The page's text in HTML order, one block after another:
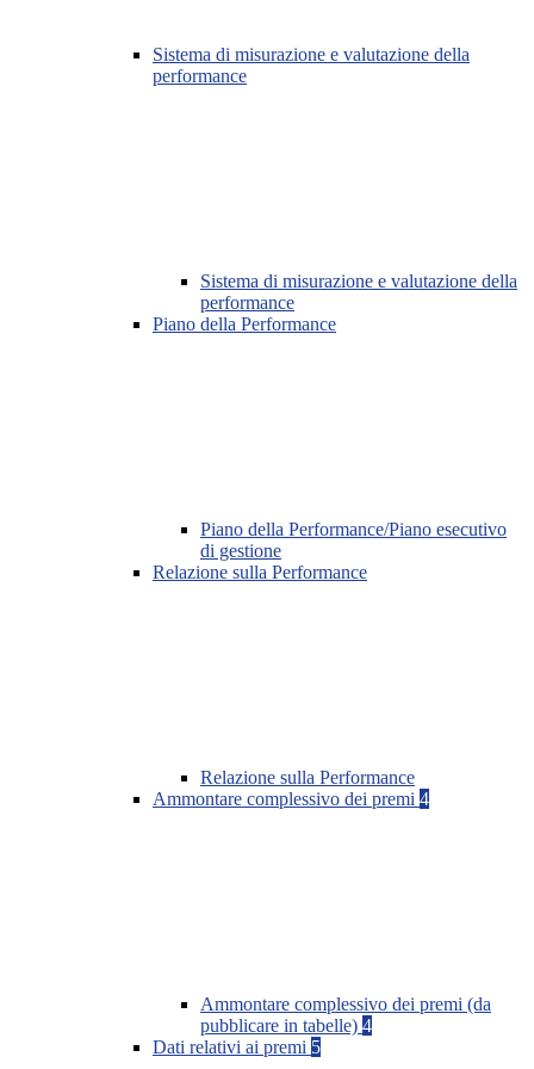
Sistema di misurazione e valutazione della
performance
Sistema di misurazione e valutazione della
performance
Piano della Performance
Piano della Performance/Piano esecutivo
di gestione
Relazione sulla Performance
Relazione sulla Performance
Ammontare complessivo dei premi 4
Ammontare complessivo dei premi (da
pubblicare in tabelle) 4
Dati relativi ai premi 5